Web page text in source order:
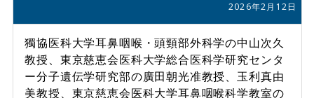
2026年2月12日
獨協医科大学耳鼻咽喉・頭頸部外科学の中山次久
教授、東京慈恵会医科大学総合医科学研究センタ
ー分子遺伝学研究部の廣田朝光准教授、玉利真由
美教授、東京慈恵会医科大学耳鼻咽喉科学教室の